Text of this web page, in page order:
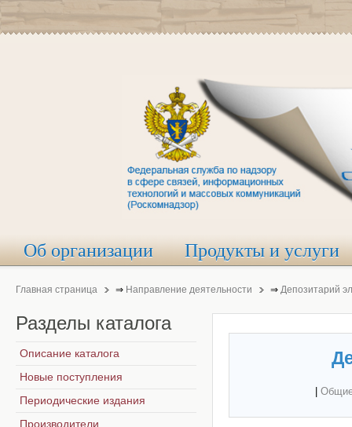
Об организации Продукты и услуги
Главная страница ⇒ Направление деятельности ⇒ Депозитарий
Разделы каталога
Описание каталога
Новые поступления
Периодические издания
Производители